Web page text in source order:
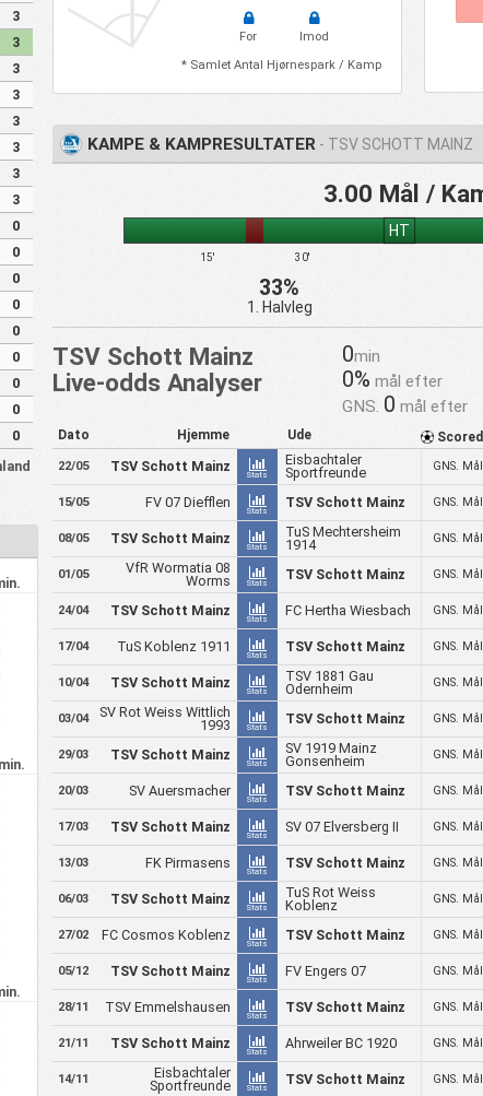
3
3
3
3
3
3
3
3
0
0
0
0
0
0
0
0
0
For
Imod
* Samlet Antal Hjørnespark / Kamp
KAMPE & KAMPRESULTATER - TSV SCHOTT MAINZ
3.00 Mål /
15' 30'
HT
33%
1. Halvleg
TSV Schott Mainz
Live-odds Analyser
0min
0% mål efter
GNS. 0 mål efter
Dato Hjemme Ude
22/05 TSV Schott Mainz Stats
Eisbachtaler
Sportfreunde
GNS.
15/05 FV 07 Diefflen Stats TSV Schott Mainz GNS.
08/05 TSV Schott Mainz Stats
TuS Mechtersheim
1914
GNS.
01/05
VfR Wormatia 08
Worms
Stats TSV Schott Mainz GNS.
24/04 TSV Schott Mainz Stats FC Hertha Wiesbach GNS.
17/04 TuS Koblenz 1911 Stats TSV Schott Mainz GNS.
10/04 TSV Schott Mainz Stats
TSV 1881 Gau
Odernheim
GNS.
03/04
SV Rot Weiss Wittlich
1993
Stats TSV Schott Mainz GNS.
29/03 TSV Schott Mainz Stats
SV 1919 Mainz
Gonsenheim
GNS.
20/03 SV Auersmacher Stats TSV Schott Mainz GNS.
17/03 TSV Schott Mainz Stats SV 07 Elversberg II GNS.
13/03 FK Pirmasens Stats TSV Schott Mainz GNS.
06/03 TSV Schott Mainz Stats
TuS Rot Weiss
Koblenz
GNS.
27/02 FC Cosmos Koblenz Stats TSV Schott Mainz GNS.
05/12 TSV Schott Mainz Stats FV Engers 07 GNS.
28/11 TSV Emmelshausen Stats TSV Schott Mainz GNS.
21/11 TSV Schott Mainz Stats Ahrweiler BC 1920 GNS.
14/11
Eisbachtaler
Sportfreunde
Stats TSV Schott Mainz GNS.